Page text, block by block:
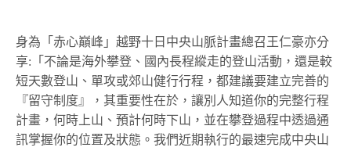
身為「赤心巔峰」越野十日中央山脈計畫總召王仁豪亦分
享:「不論是海外攀登、國內長程縱走的登山活動，還是較
短天數登山、單攻或郊山健行行程，都建議要建立完善的
『留守制度』，其重要性在於，讓別人知道你的完整行程
計畫，何時上山、預計何時下山，並在攀登過程中透過通
訊掌握你的位置及狀態。我們近期執行的最速完成中央山